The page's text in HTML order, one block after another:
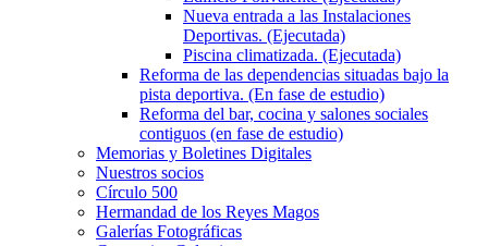
Nueva entrada a las Instalaciones
Deportivas. (Ejecutada)
Piscina climatizada. (Ejecutada)
Reforma de las dependencias situadas bajo la
pista deportiva. (En fase de estudio)
Reforma del bar, cocina y salones sociales
contiguos (en fase de estudio)
Memorias y Boletines Digitales
Nuestros socios
Círculo 500
Hermandad de los Reyes Magos
Galerías Fotográficas